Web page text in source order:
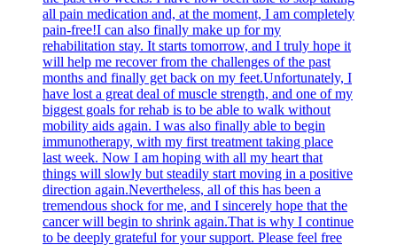
all pain medication and, at the moment, I am completely
pain-free!I can also finally make up for my
rehabilitation stay. It starts tomorrow, and I truly hope it
will help me recover from the challenges of the past
months and finally get back on my feet.Unfortunately, I
have lost a great deal of muscle strength, and one of my
biggest goals for rehab is to be able to walk without
mobility aids again. I was also finally able to begin
immunotherapy, with my first treatment taking place
last week. Now I am hoping with all my heart that
things will slowly but steadily start moving in a positive
direction again.Nevertheless, all of this has been a
tremendous shock for me, and I sincerely hope that the
cancer will begin to shrink again.That is why I continue
to be deeply grateful for your support. Please feel free